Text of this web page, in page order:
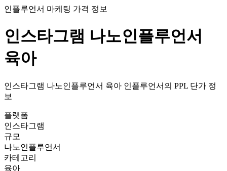
인플루언서 마케팅 가격 정보
인스타그램 나노인플루언서
육아
인스타그램 나노인플루언서 육아 인플루언서의 PPL 단가 정
보
플랫폼
인스타그램
규모
나노인플루언서
카테고리
육아